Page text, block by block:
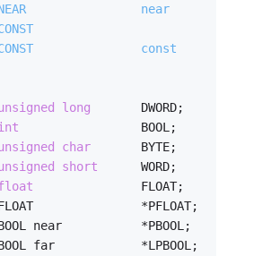
near
const
long
       DWORD;
                 BOOL;
char
       BYTE;
short
      WORD;
               FLOAT;
*PFLOAT;
near           *PBOOL;
far            *LPBOOL;